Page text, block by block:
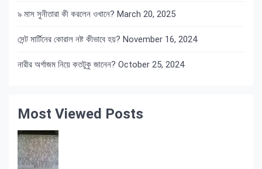
৯ মাস সুনীতারা কী করলেন ওখানে? March 20, 2025
সেন্ট মার্টিনের কোরাল নষ্ট কীভাবে হয়? November 16, 2024
নারীর অর্গাজম নিয়ে কতটুকু জানেন? October 25, 2024
Most Viewed Posts